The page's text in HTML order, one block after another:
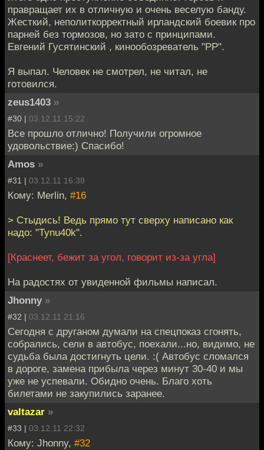
правращает их в отличную и очень веселую банду.
Жесткий, неполиткорректный ирландский боевик про
парней без тормозов, но зато с принципами.
Евгений Гусятинский , кинообозреватель "РР".
Я выпал. Человек не смотрел, не читал, не
готовился.
zeus1403 »
#30 | 03.12.11 15:22
Все прошло отлично! Получили огромное
удовольствие:) Спасибо!
Amos »
#31 | 03.12.11 16:38
Кому: Merlin, #16
> Стыдись! Ведь прямо тут сверху написано как
надо: "Tynu40k".
[Краснеет, бежит за угол, говорит из-за угла]
На радостях от увиденной фильмы написал.
Jhonny »
#32 | 03.12.11 21:16
Сегодня с друганом думали на спецпоказ сгонять,
собрались, сели в автобус, поехали...но, видимо, не
судьба была достигнуть цели. :( Автобус сломался
в дороге, замена прибыла через минут 30-40 и мы
уже не успевали. Обидно очень. Благо хоть
билетами не закупились заранее.
valtazar »
#33 | 03.12.11 22:32
Кому: Jhonny, #32